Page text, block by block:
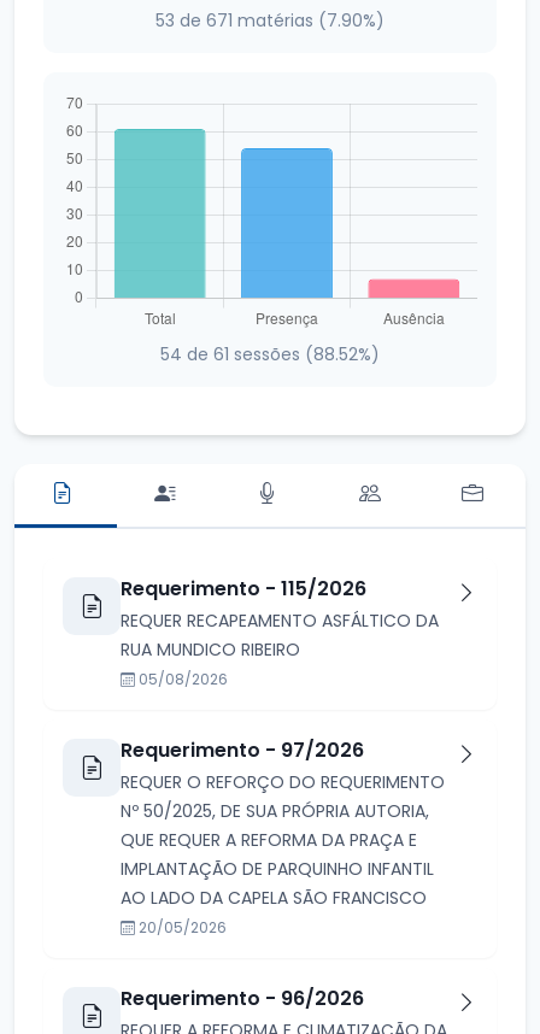
53 de 671 matérias (7.90%)
54 de 61 sessões (88.52%)
Requerimento - 115/2026
REQUER RECAPEAMENTO ASFÁLTICO DA
RUA MUNDICO RIBEIRO
05/08/2026
Requerimento - 97/2026
REQUER O REFORÇO DO REQUERIMENTO
Nº 50/2025, DE SUA PRÓPRIA AUTORIA,
QUE REQUER A REFORMA DA PRAÇA E
IMPLANTAÇÃO DE PARQUINHO INFANTIL
AO LADO DA CAPELA SÃO FRANCISCO
20/05/2026
Requerimento - 96/2026